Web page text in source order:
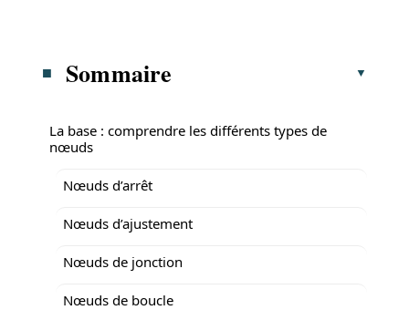
Sommaire
La base : comprendre les différents types de
nœuds
Nœuds d’arrêt
Nœuds d’ajustement
Nœuds de jonction
Nœuds de boucle